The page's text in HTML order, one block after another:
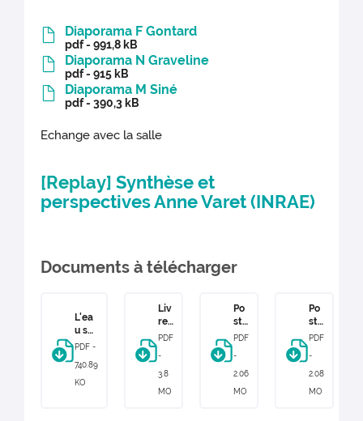
Diaporama F Gontard
pdf - 991,8 kB
Diaporama N Graveline
pdf - 915 kB
Diaporama M Siné
pdf - 390,3 kB
Echange avec la salle
[Replay] Synthèse et
perspectives Anne Varet (INRAE)
Documents à télécharger
L'ea
u ses
usag
gesti
on 11
PDF -
740.89
KO
Liv
ret
L'e
us
ag
PDF
-
3.8
MO
Po
ste
r
Ca
we
PDF
-
2.06
MO
Po
ste
r C
éo
PDF
-
2.08
MO